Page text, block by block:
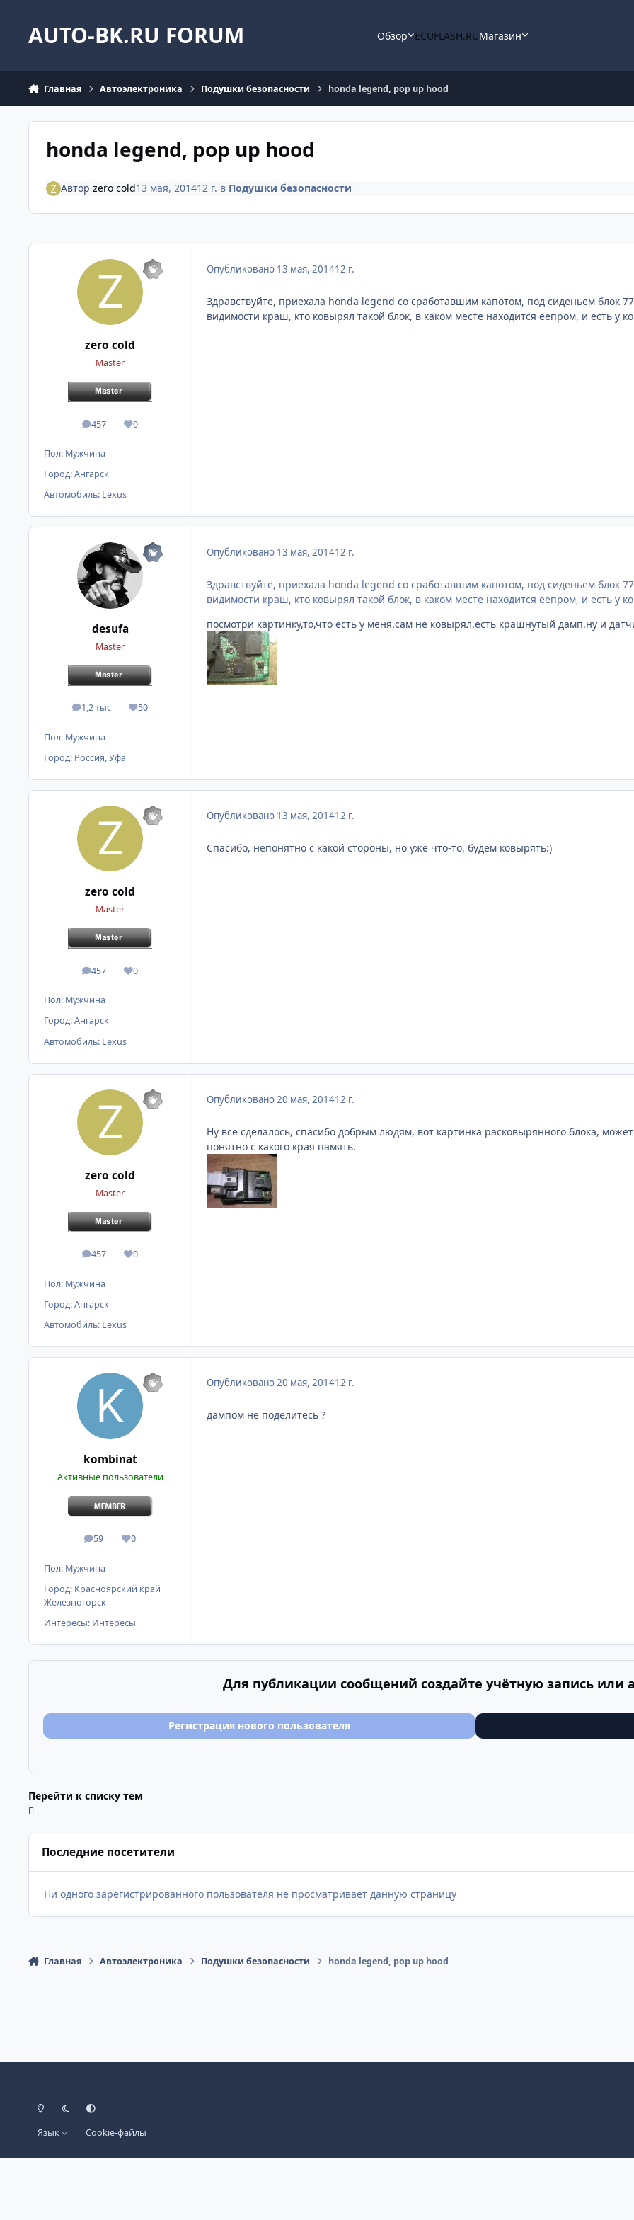
AUTO-BK.RU FORUM Обзор ECUFLASH.RUМагазин
Главная Автоэлектроника Подушки безопасности honda legend, pop up hood
honda legend, pop up hood
Автор zero cold13 мая, 201412 г. в Подушки безопасности
zero cold
Master
457
сообщения
0
Репутация
Пол: Мужчина
Город:Ангарск
Автомобиль: Lexus
Опубликовано 13 мая, 201412 г.
Здравствуйте, приехала honda legend со сработавшим капотом, под сиденьем блок
видимости краш, кто ковырял такой блок, в каком месте находится еепром, и есть у
desufa
Master
1,2 тыс
сообщения50
Репутация
Пол: Мужчина
Город: Россия, Уфа
Опубликовано 13 мая, 201412 г.
Здравствуйте, приехала honda legend со сработавшим капотом, под сиденьем блок
видимости краш, кто ковырял такой блок, в каком месте находится еепром, и есть у
посмотри картинку,то,что есть у меня.сам не ковырял.есть крашнутый дамп.ну и
zero cold
Master
457
сообщения
0
Репутация
Пол: Мужчина
Город:Ангарск
Автомобиль: Lexus
Опубликовано 13 мая, 201412 г.
Спасибо, непонятно с какой стороны, но уже что-то, будем ковырять:)
zero cold
Master
457
сообщения
0
Репутация
Пол: Мужчина
Город:Ангарск
Автомобиль: Lexus
Опубликовано 20 мая, 201412 г.
Ну все сделалось, спасибо добрым людям, вот картинка расковырянного блока,
понятно с какого края память.
kombinat
Активные пользователи
59
сообщения
0
Репутация
Пол: Мужчина
Город: Красноярский край
Железногорск
Интересы: Интересы
Опубликовано20 мая, 201412 г.
дампом не поделитесь ?
Для публикации сообщений создайте учётную запись или
Регистрация нового пользователя
Перейти к списку тем
Последние посетители
Ни одного зарегистрированного пользователя не просматривает данную страницу
Главная Автоэлектроника Подушки безопасности honda legend, pop up hood
Светлый Режим
Темный Режим
Настройка Системы
Язык Cookie-файлы